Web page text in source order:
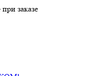
заказе